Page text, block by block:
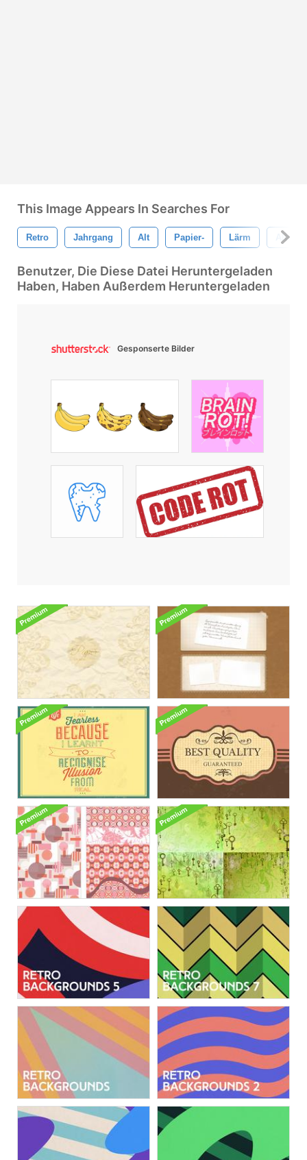
This Image Appears In Searches For
Retro Jahrgang Alt Papier- Lärm Alter
Benutzer, Die Diese Datei Heruntergeladen
Haben, Haben Außerdem Heruntergeladen
Gesponserte Bilder